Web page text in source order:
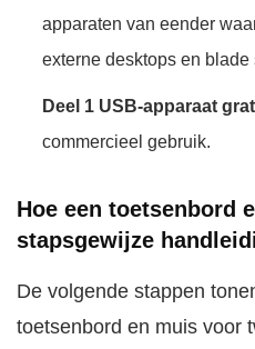
apparaten van eender
externe desktops en blade
Deel 1 USB-apparaat
commercieel gebruik.
Hoe een toetsenbord
stapsgewijze
De volgende stappen
toetsenbord en muis voor